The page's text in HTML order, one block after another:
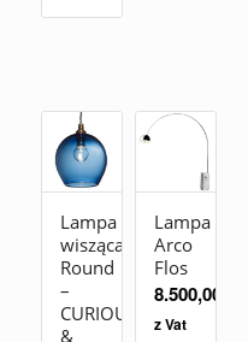
Lampa
wisząca
Round
–
CURIOUSA
&
Lampa
Arco
Flos
8.500,00
z Vat